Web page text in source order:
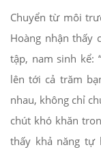
Chuyển từ môi
Hoàng nhận thấy
tập, nam sinh kể:
lên tới cả trăm
nhau, không chỉ
chút khó khăn
thấy khả năng tự